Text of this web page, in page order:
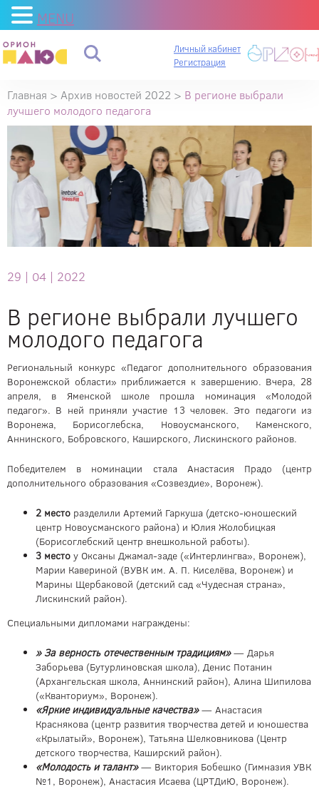
Личный кабинет
Регистрация
Главная > Архив новостей 2022 > В регионе выбрали
лучшего молодого педагога
29 | 04 | 2022
В регионе выбрали лучшего
молодого педагога
Региональный конкурс «Педагог дополнительного образования
Воронежской области» приближается к завершению. Вчера, 28
апреля, в Яменской школе прошла номинация «Молодой
педагог». В ней приняли участие 13 человек. Это педагоги из
Воронежа, Борисоглебска, Новоусманского, Каменского,
Аннинского, Бобровского, Каширского, Лискинского районов.
Победителем в номинации стала Анастасия Прадо (центр
дополнительного образования «Созвездие», Воронеж).
2 место разделили Артемий Гаркуша (детско-юношеский
центр Новоусманского района) и Юлия Жолобицкая
(Борисоглебский центр внешкольной работы).
3 место у Оксаны Джамал-заде («Интерлингва», Воронеж),
Марии Кавериной (ВУВК им. А. П. Киселёва, Воронеж) и
Марины Щербаковой (детский сад «Чудесная страна»,
Лискинский район).
Специальными дипломами награждены:
» За верность отечественным традициям» — Дарья
Заборьева (Бутурлиновская школа), Денис Потанин
(Архангельская школа, Аннинский район), Алина Шипилова
(«Кванториум», Воронеж).
«Яркие индивидуальные качества»— Анастасия
Краснякова (центр развития творчества детей и юношества
«Крылатый», Воронеж), Татьяна Шелковникова (Центр
детского творчества, Каширский район).
«Молодость и талант»— Виктория Бобешко (Гимназия УВК
№1, Воронеж), Анастасия Исаева (ЦРТДиЮ, Воронеж).
MENU